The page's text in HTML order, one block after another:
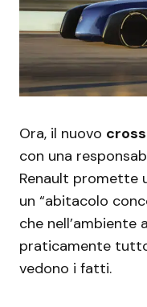
Ora, il nuovo
con una
Renault promette
un “abitacolo
che
praticamente
vedono i fatti.